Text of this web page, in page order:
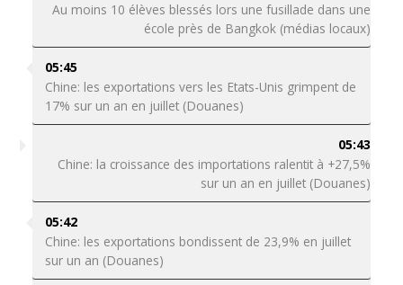
Au moins 10 élèves blessés lors une fusillade dans une
école près de Bangkok (médias locaux)
05:45
Chine: les exportations vers les Etats-Unis grimpent de
17% sur un an en juillet (Douanes)
05:43
Chine: la croissance des importations ralentit à +27,5%
sur un an en juillet (Douanes)
05:42
Chine: les exportations bondissent de 23,9% en juillet
sur un an (Douanes)